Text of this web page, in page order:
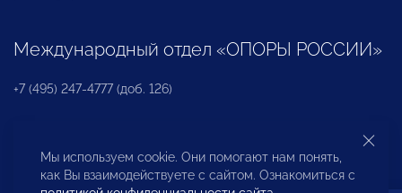
Международный отдел «ОПОРЫ РОССИИ»
+7 (495) 247-4777 (доб. 126)
Бюро по защите прав предпринимателей и
инвесторов
Мы используем cookie. Они помогают нам понять,
как Вы взаимодействуете с сайтом. Ознакомиться с